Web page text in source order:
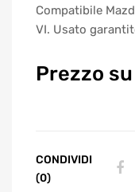
Compatibile
VI. Usato
Prezzo
CONDIVIDI
(0)